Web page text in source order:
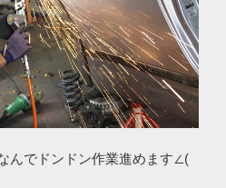
んでドンドン作業進めます∠(